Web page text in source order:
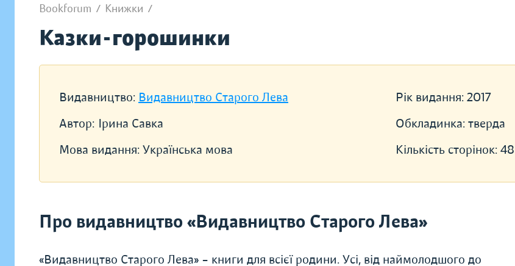
Bookforum / Книжки /
Казки-горошинки
Видавництво: Видавництво Старого Лева
Автор: Ірина Савка
Мова видання: Українська мова
Рік видання: 2017
Обкладинка: тверда
Кількість сторінок: 48
Про видавництво «Видавництво Старого Лева»
«Видавництво Старого Лева» – книги для всієї родини. Усі, від наймолодшого до